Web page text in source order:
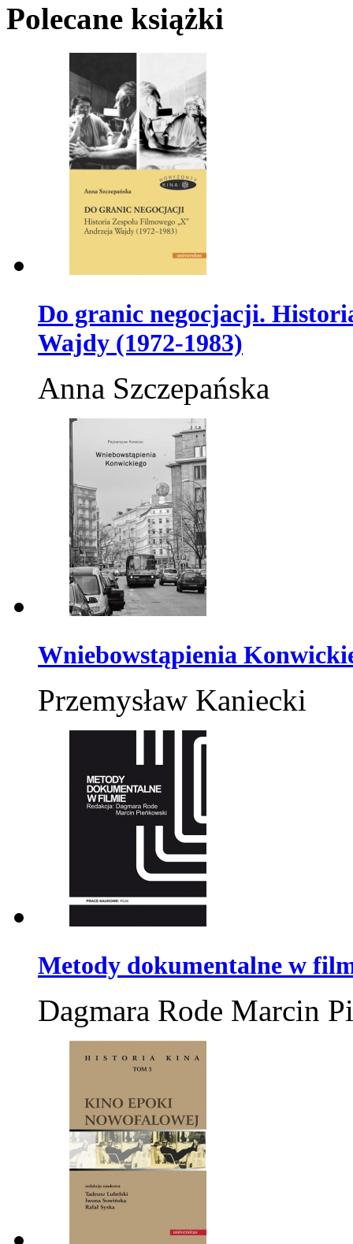
Polecane książki
Do granic negocjacji.
Wajdy (1972-1983)
Anna Szczepańska
Wniebowstąpienia
Przemysław Kaniecki
Metody dokumentalne w
Dagmara Rode Marcin